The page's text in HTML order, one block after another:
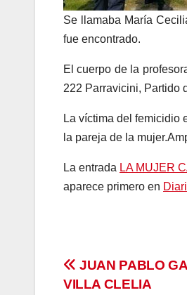
Se llamaba María
fue encontrado.
El cuerpo de la
222 Parravicini, Partido
La víctima del femicidio
la pareja de la
La entrada LA MUJER
aparece primero en
JUAN PABLO
VILLA CLELIA